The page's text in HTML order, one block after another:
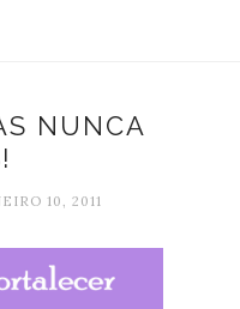
NUNCA
10, 2011